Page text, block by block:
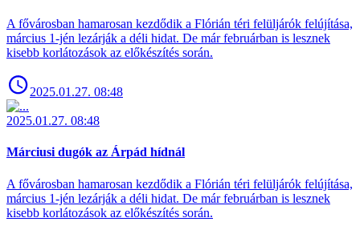
A fővárosban hamarosan kezdődik a Flórián téri felüljárók felújítása,
március 1-jén lezárják a déli hidat. De már februárban is lesznek
kisebb korlátozások az előkészítés során.
2025.01.27. 08:48
2025.01.27. 08:48
Márciusi dugók az Árpád hídnál
A fővárosban hamarosan kezdődik a Flórián téri felüljárók felújítása,
március 1-jén lezárják a déli hidat. De már februárban is lesznek
kisebb korlátozások az előkészítés során.